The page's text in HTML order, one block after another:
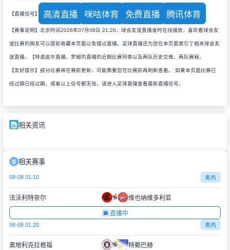
【直播信号】 高清直播 咪咕体育 免费直播 腾讯体育
【赛事说明】北京时间2026年07月08日 21:20，球会友谊直播准时在线播放，喜欢看球会友
谊比赛的朋友可以提前收藏本页面以免错过直播。足球直播还为您在本页面索引了相关球会友
谊直播、【特诺皮尔直播、罗姆内直播的近期比赛列表以及两队历史交锋、两队赛程。
【友好提示】部分比赛将在赛前更新，可能需要您在比赛前再刷新查看。 如果本页面比赛已
经过期已经过期，或者以上信号都无效，请进入足球直播查看最新直播信号。
相关资讯
相关赛事
08-08 01:10 奥丙
法沃利特奈尔 维也纳维多利亚
直播中
08-08 01:20 奥丙
奥地利克拉根福 特赖巴赫